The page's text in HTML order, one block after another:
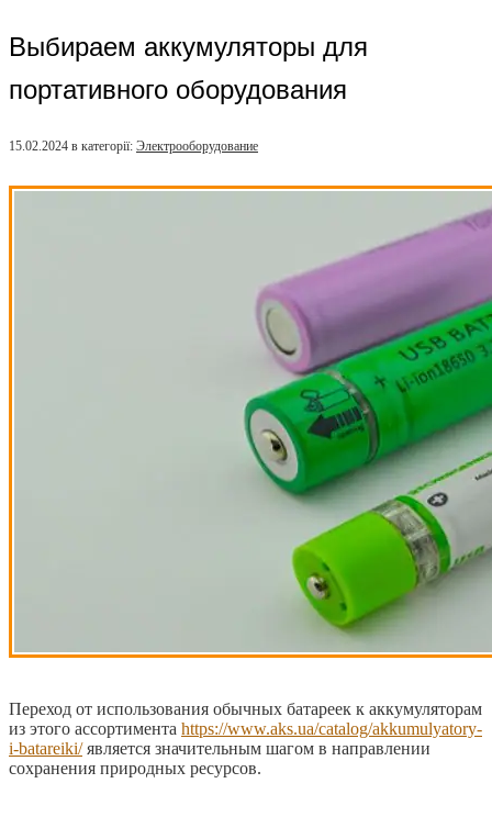
Выбираем аккумуляторы для
портативного оборудования
15.02.2024 в категорії: Электрооборудование
Переход от использования обычных батареек к аккумуляторам
из этого ассортимента https://www.aks.ua/catalog/akkumulyatory-
i-batareiki/является значительным шагом в направлении
сохранения природных ресурсов.